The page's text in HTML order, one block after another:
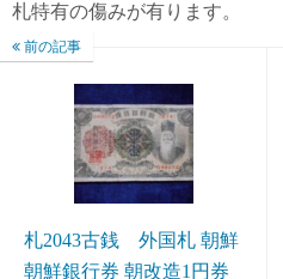
札特有の傷みが有ります。
前の記事
札2043古銭 外国札 朝鮮
朝鮮銀行券 朝改造1円券